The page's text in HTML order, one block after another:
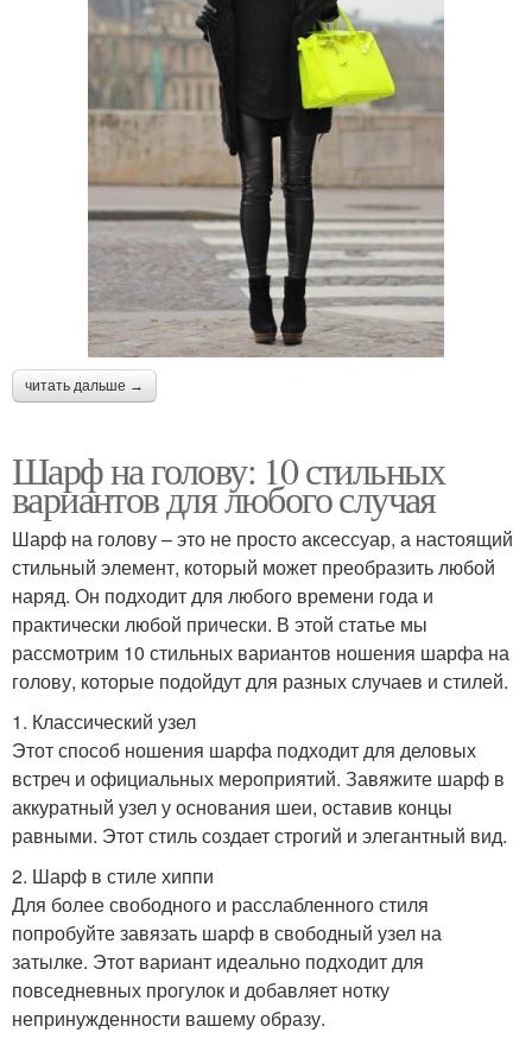
читать дальше →
Шарф на голову: 10 стильных
вариантов для любого случая
Шарф на голову – это не просто аксессуар, а настоящий
стильный элемент, который может преобразить любой
наряд. Он подходит для любого времени года и
практически любой прически. В этой статье мы
рассмотрим 10 стильных вариантов ношения шарфа на
голову, которые подойдут для разных случаев и стилей.
1. Классический узел
Этот способ ношения шарфа подходит для деловых
встреч и официальных мероприятий. Завяжите шарф в
аккуратный узел у основания шеи, оставив концы
равными. Этот стиль создает строгий и элегантный вид.
2. Шарф в стиле хиппи
Для более свободного и расслабленного стиля
попробуйте завязать шарф в свободный узел на
затылке. Этот вариант идеально подходит для
повседневных прогулок и добавляет нотку
непринужденности вашему образу.